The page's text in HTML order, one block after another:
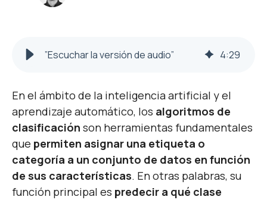
”Escuchar la versión de audio” 4:29
En el ámbito de la inteligencia artificial y el
aprendizaje automático, los algoritmos de
clasificación son herramientas fundamentales
que permiten asignar una etiqueta o
categoría a un conjunto de datos en función
de sus características. En otras palabras, su
función principal es predecir a qué clase